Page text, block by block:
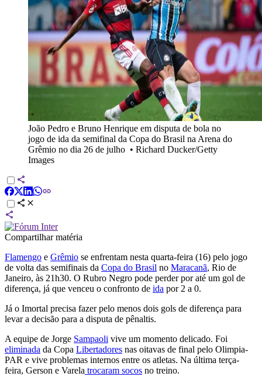
João Pedro e Bruno Henrique em disputa de bola no
jogo de ida da semifinal da Copa do Brasil na Arena do
Grêmio no dia 26 de julho • Richard Ducker/Getty
Images
Compartilhar matéria
Flamengo e Grêmio se enfrentam nesta quarta-feira (16) pelo jogo
de volta das semifinais da Copa do Brasil no Maracanã, Rio de
Janeiro, às 21h30. O Rubro Negro pode perder por até um gol de
diferença, já que venceu o confronto de ida por 2 a 0.
Já o Imortal precisa fazer pelo menos dois gols de diferença para
levar a decisão para a disputa de pênaltis.
A equipe de Jorge Sampaoli vive um momento delicado. Foi
eliminada da Copa Libertadores nas oitavas de final pelo Olimpia-
PAR e vive problemas internos entre os atletas. Na última terça-
feira, Gerson e Varela trocaram socos no treino.